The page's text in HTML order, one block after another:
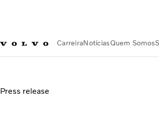
CarreiraNotíciasQuem Somos
Press release